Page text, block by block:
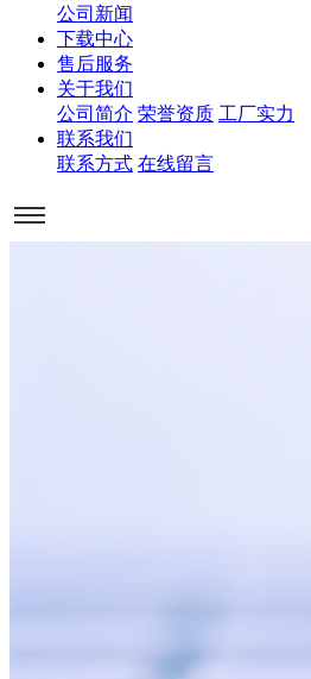
公司新闻
下载中心
售后服务
关于我们
公司简介 荣誉资质 工厂实力
联系我们
联系方式 在线留言